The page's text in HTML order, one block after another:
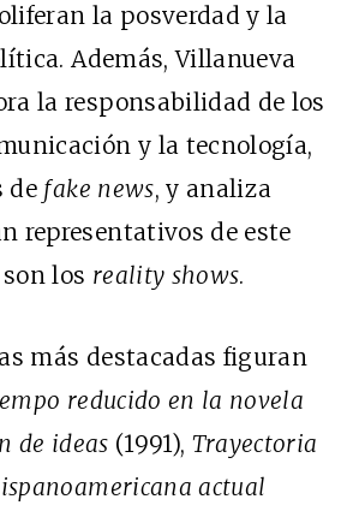
la posverdad y la
Además, Villanueva
la responsabilidad de los
y la tecnología,
de fake news, y analiza
representativos de este
los reality shows.
más destacadas figuran
reducido en la novela
de ideas (1991), Trayectoria
actual